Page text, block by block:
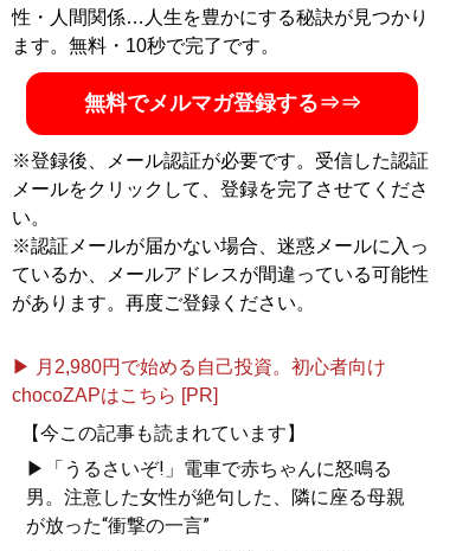
性・人間関係…人生を豊かにする秘訣が見つかり
ます。無料・10秒で完了です。
無料でメルマガ登録する⇒⇒
※登録後、メール認証が必要です。受信した認証
メールをクリックして、登録を完了させてくださ
い。
※認証メールが届かない場合、迷惑メールに入っ
ているか、メールアドレスが間違っている可能性
があります。再度ご登録ください。
▶ 月2,980円で始める自己投資。初心者向け
chocoZAPはこちら [PR]
【今この記事も読まれています】
▶「うるさいぞ!」電車で赤ちゃんに怒鳴る
男。注意した女性が絶句した、隣に座る母親
が放った“衝撃の一言”